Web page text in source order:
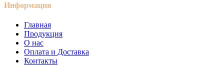
Информация
Главная
Продукция
О нас
Оплата и Доставка
Контакты